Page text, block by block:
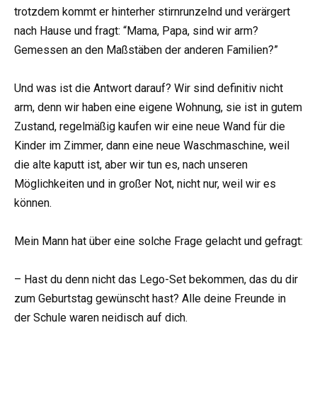
trotzdem kommt er hinterher stirnrunzelnd und verärgert
nach Hause und fragt: “Mama, Papa, sind wir arm?
Gemessen an den Maßstäben der anderen Familien?”
Und was ist die Antwort darauf? Wir sind definitiv nicht
arm, denn wir haben eine eigene Wohnung, sie ist in gutem
Zustand, regelmäßig kaufen wir eine neue Wand für die
Kinder im Zimmer, dann eine neue Waschmaschine, weil
die alte kaputt ist, aber wir tun es, nach unseren
Möglichkeiten und in großer Not, nicht nur, weil wir es
können.
Mein Mann hat über eine solche Frage gelacht und gefragt:
– Hast du denn nicht das Lego-Set bekommen, das du dir
zum Geburtstag gewünscht hast? Alle deine Freunde in
der Schule waren neidisch auf dich.